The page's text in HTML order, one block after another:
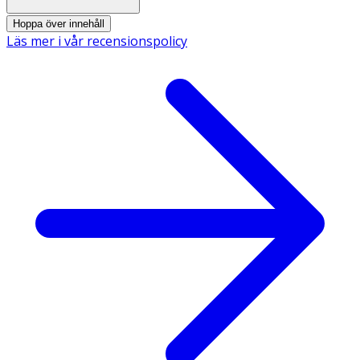
Hoppa över innehåll
Läs mer i vår recensionspolicy